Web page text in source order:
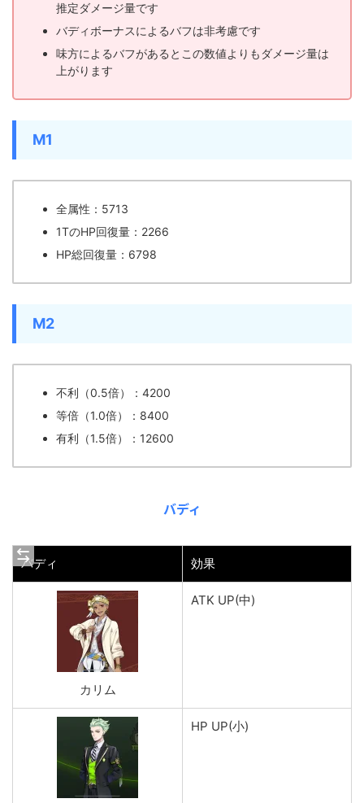
推定ダメージ量です
バディボーナスによるバフは非考慮です
味方によるバフがあるとこの数値よりもダメージ量は
上がります
M1
全属性：5713
1TのHP回復量：2266
HP総回復量：6798
M2
不利（0.5倍）：4200
等倍（1.0倍）：8400
有利（1.5倍）：12600
バディ
バディ 効果
カリム
ATK UP(中)
HP UP(小)